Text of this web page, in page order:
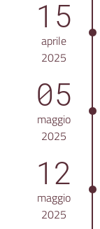
15
aprile
2025
05
maggio
2025
12
maggio
2025